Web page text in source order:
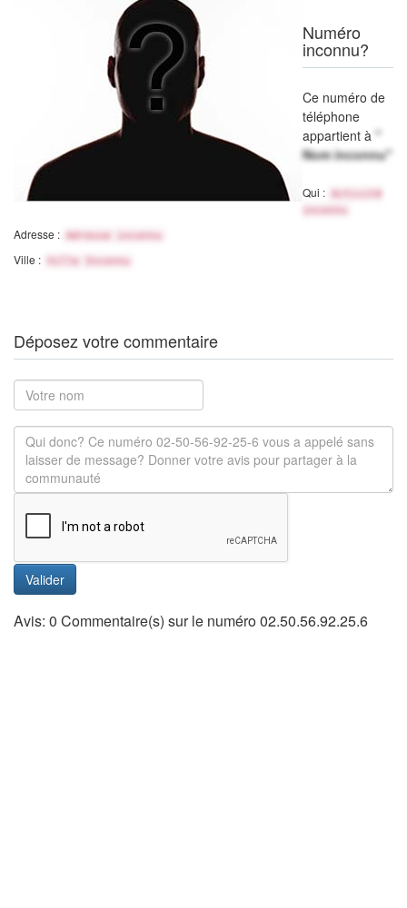
Numéro
inconnu?
Ce numéro de
téléphone
appartient à "
Nom inconnu"
Qui :
Activité
inconnu
Adresse : Adresse inconnu
Ville : Ville Inconnu
Déposez votre commentaire
Valider
Avis: 0 Commentaire(s) sur le numéro 02.50.56.92.25.6